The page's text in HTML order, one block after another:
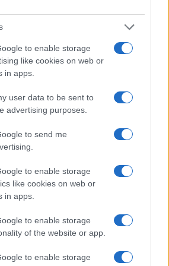
to enable storage
like cookies on web or
in apps.
user data to be sent to
advertising purposes.
to send me
to enable storage
like cookies on web or
in apps.
to enable storage
of the website or app.
to enable storage
percentuali sono relativi al
o un MBA? Dovresti
superiore?
in
costa da
è un bel investimento.
aspettarti alcun aumento di
periodo di studio, ammesso che
Nella maggior parte dei casi,
l’istruzione e conseguito il
una revisione dello stipendio.
l’istruzione superiore